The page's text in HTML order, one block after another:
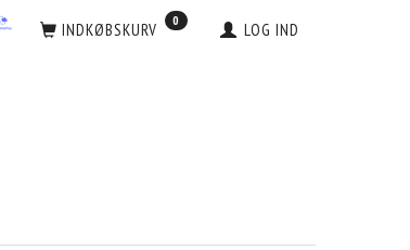
LOG IND
INDKØBSKURV 0